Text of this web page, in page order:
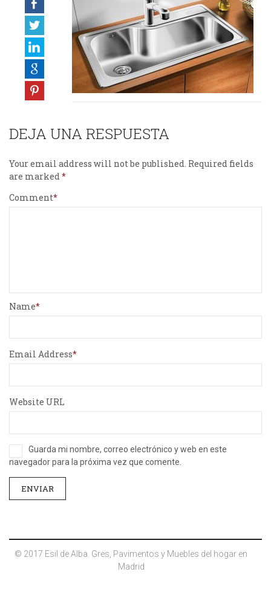
DEJA UNA RESPUESTA
Your email address will not be published. Required fields
are marked
Comment
Name
Email Address
Website URL
Guarda mi nombre, correo electrónico y web en este
navegador para la próxima vez que comente.
© 2017 Esil de Alba. Gres, Pavimentos y Muebles del hogar en
Madrid